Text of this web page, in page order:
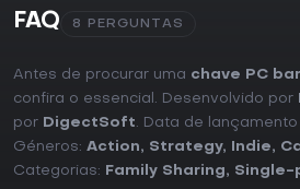
FAQ 8 PERGUNTAS
Antes de procurar uma chave PC
confira o essencial. Desenvolvido por
por DigectSoft. Data de lançamento
Géneros: Action, Strategy, Indie,
Categorias:
Family Sharing, Single-